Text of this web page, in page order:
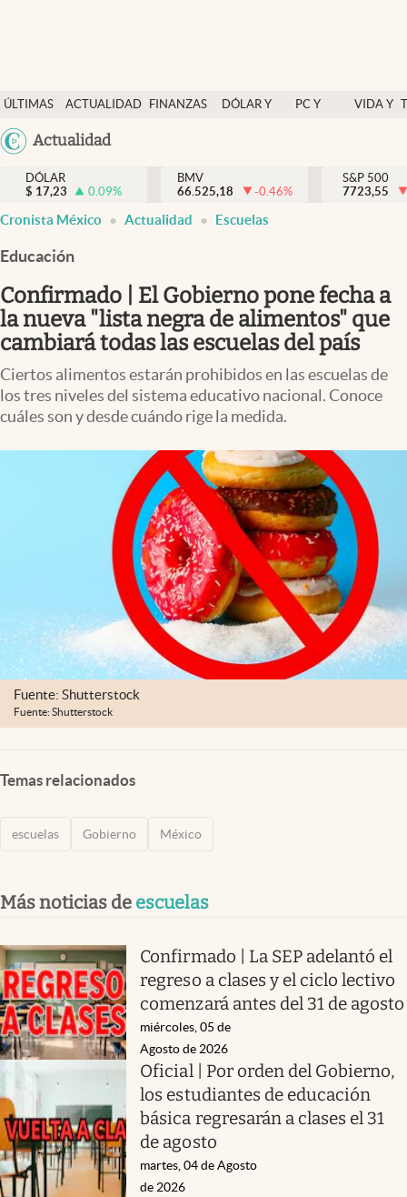
ÚLTIMAS
NOTICIAS
ACTUALIDAD
FINANZAS
DÓLAR Y
PC Y
VIDA Y
México
Actualidad
Actualidad
Finanzas y economía
Dólar y mercados
Pc y celular
Vida y estilo
Tv
Clima
Espiritualidad
abre en nueva pestaña
DÓLAR
$ 17,23 0.09%
BMV
66.525,18
-0.46%
S&P 500
7723,55
Cronista México Actualidad Escuelas
Educación
Confirmado | El Gobierno pone fecha a
la nueva "lista negra de alimentos" que
cambiará todas las escuelas del país
Ciertos alimentos estarán prohibidos en las escuelas de
los tres niveles del sistema educativo nacional. Conoce
cuáles son y desde cuándo rige la medida.
Fuente: Shutterstock
Fuente: Shutterstock
Temas relacionados
escuelas Gobierno México
Más noticias de escuelas
Confirmado | La SEP adelantó el
regreso a clases y el ciclo lectivo
comenzará antes del 31 de agosto
miércoles, 05 de
Agosto de 2026
Oficial | Por orden del Gobierno,
los estudiantes de educación
básica regresarán a clases el 31
de agosto
martes, 04 de Agosto
de 2026